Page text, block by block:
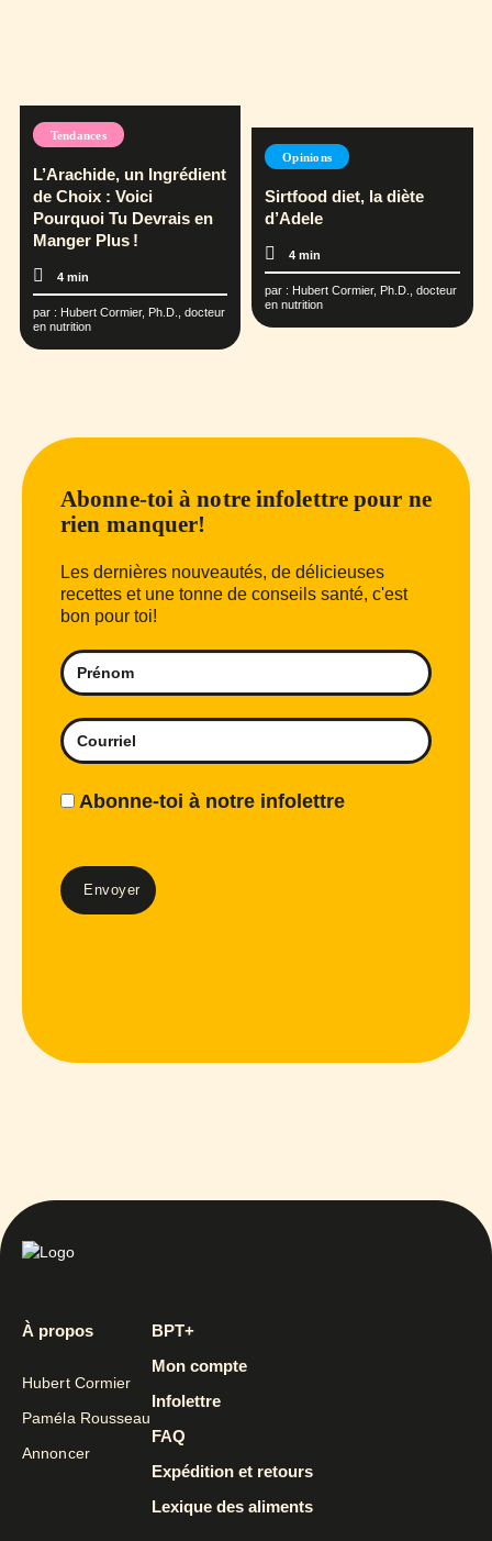
Tendances
L’Arachide, un Ingrédient
de Choix : Voici
Pourquoi Tu Devrais en
Manger Plus !
4 min
par : Hubert Cormier, Ph.D., docteur
en nutrition
Opinions
Sirtfood diet, la diète
d’Adele
4 min
par : Hubert Cormier, Ph.D., docteur
en nutrition
Abonne-toi à notre infolettre pour ne
rien manquer!
Les dernières nouveautés, de délicieuses
recettes et une tonne de conseils santé, c'est
bon pour toi!
Abonne-toi à notre infolettre
À propos
Hubert Cormier
Paméla Rousseau
Annoncer
BPT+
Mon compte
Infolettre
FAQ
Expédition et retours
Lexique des aliments